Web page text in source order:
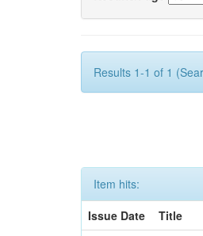
Results 1-1 of 1
Item hits:
Issue Date
Title